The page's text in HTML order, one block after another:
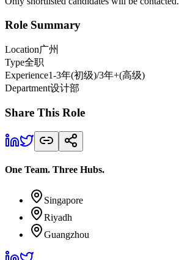
Role Summary
Location广州
Type全职
Experience1-3年(初级)/3年+(高级)
Department设计部
Share This Role
One Team. Three Hubs.
Singapore
Riyadh
Guangzhou